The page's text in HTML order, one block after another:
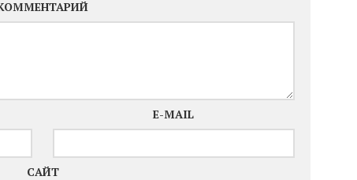
E-MAIL
САЙТ